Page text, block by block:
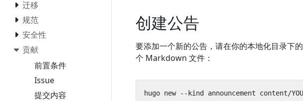
迁移
规范
安全性
贡献
前置条件
Issue
提交内容
创建公告
要添加一个新的公告，请在你的本地化目录下的
个 Markdown 文件：